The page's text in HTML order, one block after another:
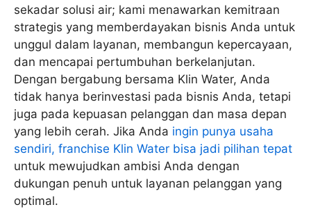
sekadar solusi air; kami menawarkan kemitraan
strategis yang memberdayakan bisnis Anda untuk
unggul dalam layanan, membangun kepercayaan,
dan mencapai pertumbuhan berkelanjutan.
Dengan bergabung bersama Klin Water, Anda
tidak hanya berinvestasi pada bisnis Anda, tetapi
juga pada kepuasan pelanggan dan masa depan
yang lebih cerah. Jika Anda ingin punya usaha
sendiri, franchise Klin Water bisa jadi pilihan tepat
untuk mewujudkan ambisi Anda dengan
dukungan penuh untuk layanan pelanggan yang
optimal.